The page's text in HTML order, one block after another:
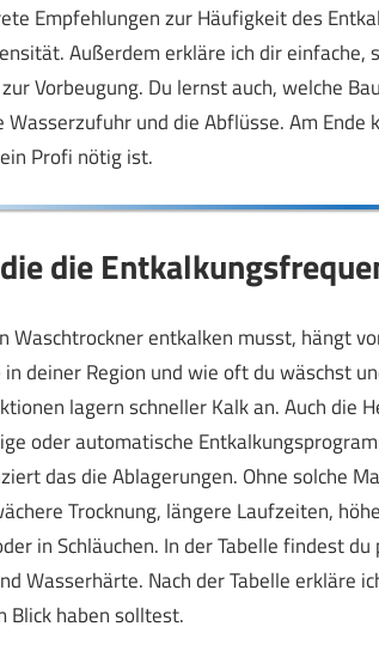
Empfehlungen zur Häufigkeit des
Außerdem erkläre ich dir einfache,
Vorbeugung. Du lernst auch, welche
Wasserzufuhr und die Abflüsse. Am
Profi nötig ist.
die
Waschtrockner entkalken musst, hängt
in deiner Region und wie oft du wäschst
lagern schneller Kalk an. Auch die
oder automatische
das die Ablagerungen. Ohne solche
Trocknung, längere Laufzeiten,
in Schläuchen. In der Tabelle findest
Wasserhärte. Nach der Tabelle erkläre
Blick haben solltest.